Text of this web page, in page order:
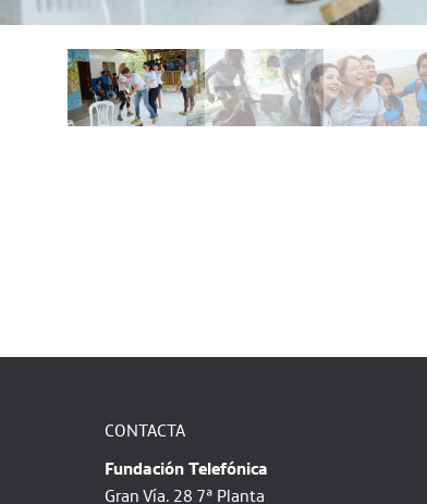
CONTACTA
Fundación Telefónica
Gran Vía. 28 7ª Planta